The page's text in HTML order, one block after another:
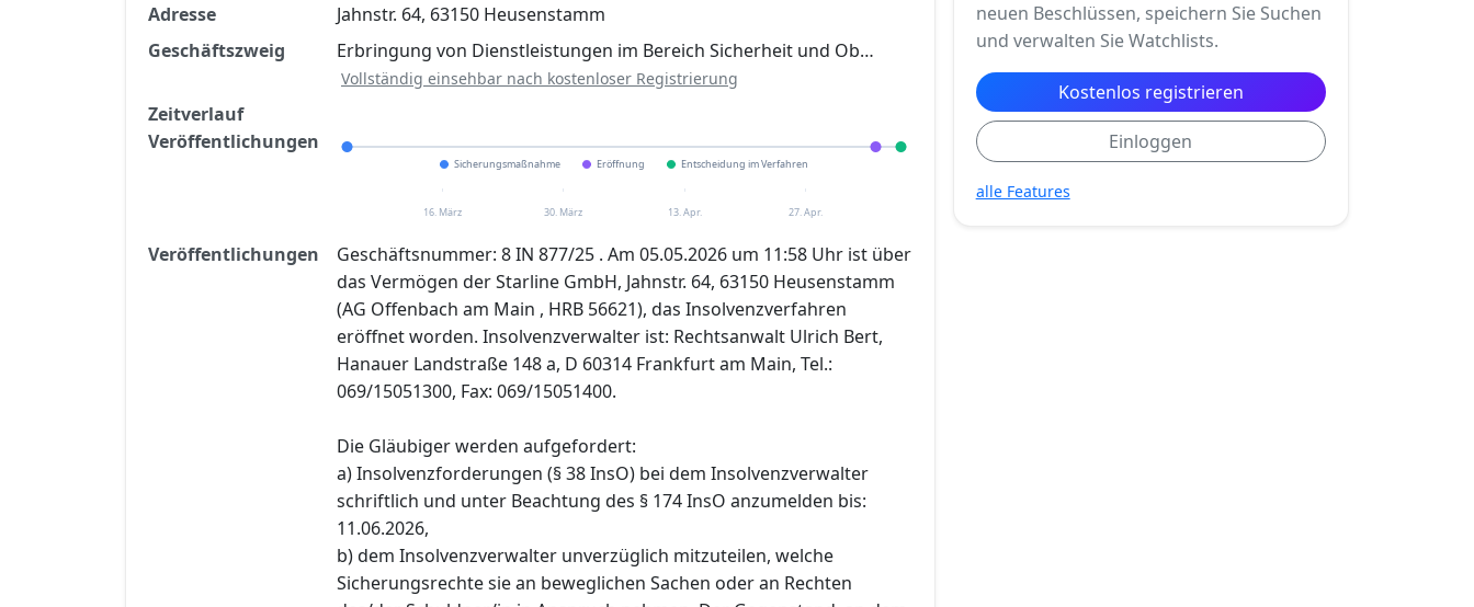
Jetzt kostenlos registrieren
Adresse
Jahnstr. 64, 63150 Heusenstamm
Geschäftszweig
Erbringung von Dienstleistungen im Bereich Sicherheit und Ob…
Vollständig einsehbar nach kostenloser Registrierung
Zeitverlauf
Veröffentlichungen
Sicherungsmaßnahme Eröffnung Entscheidung im Verfahren
16. März 30. März 13. Apr. 27. Apr.
Veröffentlichungen
Geschäftsnummer: 8 IN 877/25 . Am 05.05.2026 um 11:58 Uhr ist über
das Vermögen der Starline GmbH, Jahnstr. 64, 63150 Heusenstamm
(AG Offenbach am Main , HRB 56621), das Insolvenzverfahren
eröffnet worden. Insolvenzverwalter ist: Rechtsanwalt Ulrich Bert,
Hanauer Landstraße 148 a, D 60314 Frankfurt am Main, Tel.:
069/15051300, Fax: 069/15051400.
Die Gläubiger werden aufgefordert:
a) Insolvenzforderungen (§ 38 InsO) bei dem Insolvenzverwalter
schriftlich und unter Beachtung des § 174 InsO anzumelden bis:
11.06.2026,
b) dem Insolvenzverwalter unverzüglich mitzuteilen, welche
Sicherungsrechte sie an beweglichen Sachen oder an Rechten
neuen Beschlüssen, speichern Sie Suchen
und verwalten Sie Watchlists.
Kostenlos registrieren
Einloggen
alle Features